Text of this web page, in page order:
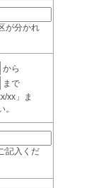
が分かれ
から
まで
xx」ま
記入くだ